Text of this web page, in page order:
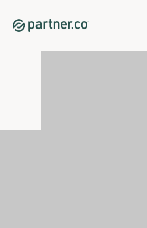
Shop
Supporto immunitario